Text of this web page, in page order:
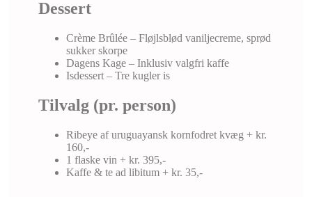
Dessert
Crème Brûlée – Fløjlsblød vaniljecreme, sprød
sukker skorpe
Dagens Kage – Inklusiv valgfri kaffe
Isdessert – Tre kugler is
Tilvalg (pr. person)
Ribeye af uruguayansk kornfodret kvæg + kr.
160,-
1 flaske vin + kr. 395,-
Kaffe & te ad libitum + kr. 35,-